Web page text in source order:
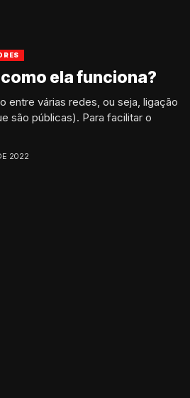
ela funciona?
entre várias redes, ou seja, ligação
são públicas). Para facilitar o
2022